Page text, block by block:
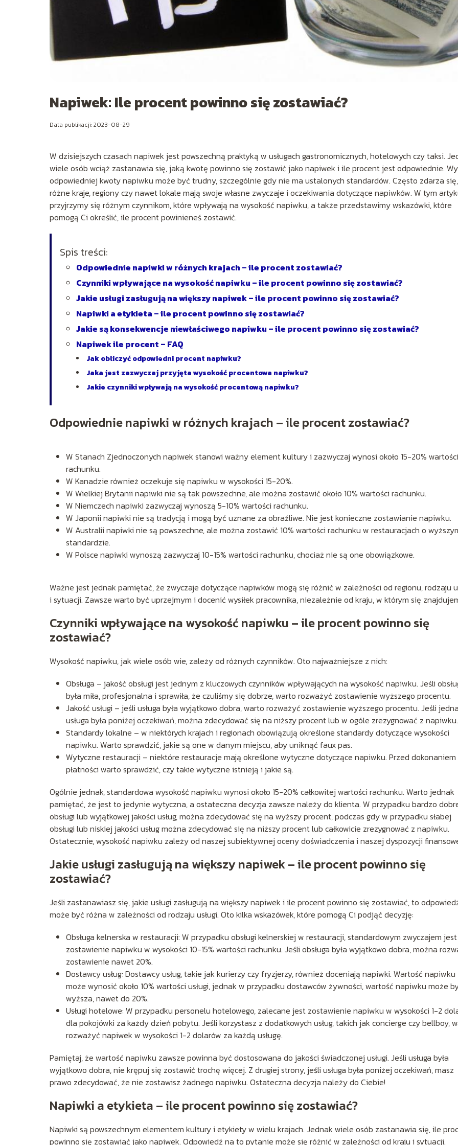
Napiwek: Ile procent powinno się zostawiać?
Data publikacji: 2023-08-29
W dzisiejszych czasach napiwek jest powszechną praktyką w usługach gastronomicznych, hotelowych czy taksi.
wiele osób wciąż zastanawia się, jaką kwotę powinno się zostawić jako napiwek i ile procent jest odpowiednie.
odpowiedniej kwoty napiwku może być trudny, szczególnie gdy nie ma ustalonych standardów. Często zdarza
różne kraje, regiony czy nawet lokale mają swoje własne zwyczaje i oczekiwania dotyczące napiwków. W tym
przyjrzymy się różnym czynnikom, które wpływają na wysokość napiwku, a także przedstawimy wskazówki, które
pomogą Ci określić, ile procent powinieneś zostawić.
Spis treści:
Odpowiednie napiwki w różnych krajach – ile procent zostawiać?
Czynniki wpływające na wysokość napiwku – ile procent powinno się zostawiać?
Jakie usługi zasługują na większy napiwek – ile procent powinno się zostawiać?
Napiwki a etykieta – ile procent powinno się zostawiać?
Jakie są konsekwencje niewłaściwego napiwku – ile procent powinno się zostawiać?
Napiwek ile procent – FAQ
Jak obliczyć odpowiedni procent napiwku?
Jaka jest zazwyczaj przyjęta wysokość procentowa napiwku?
Jakie czynniki wpływają na wysokość procentową napiwku?
Odpowiednie napiwki w różnych krajach – ile procent zostawiać?
W Stanach Zjednoczonych napiwek stanowi ważny element kultury i zazwyczaj wynosi około 15-20% wartości
rachunku.
W Kanadzie również oczekuje się napiwku w wysokości 15-20%.
W Wielkiej Brytanii napiwki nie są tak powszechne, ale można zostawić około 10% wartości rachunku.
W Niemczech napiwki zazwyczaj wynoszą 5-10% wartości rachunku.
W Japonii napiwki nie są tradycją i mogą być uznane za obraźliwe. Nie jest konieczne zostawianie napiwku.
W Australii napiwki nie są powszechne, ale można zostawić 10% wartości rachunku w restauracjach o
standardzie.
W Polsce napiwki wynoszą zazwyczaj 10-15% wartości rachunku, chociaż nie są one obowiązkowe.
Ważne jest jednak pamiętać, że zwyczaje dotyczące napiwków mogą się różnić w zależności od regionu, rodzaju
i sytuacji. Zawsze warto być uprzejmym i docenić wysiłek pracownika, niezależnie od kraju, w którym się
Czynniki wpływające na wysokość napiwku – ile procent powinno się
zostawiać?
Wysokość napiwku, jak wiele osób wie, zależy od różnych czynników. Oto najważniejsze z nich:
Obsługa – jakość obsługi jest jednym z kluczowych czynników wpływających na wysokość napiwku. Jeśli
była miła, profesjonalna i sprawiła, że czuliśmy się dobrze, warto rozważyć zostawienie wyższego procentu.
Jakość usługi – jeśli usługa była wyjątkowo dobra, warto rozważyć zostawienie wyższego procentu. Jeśli
usługa była poniżej oczekiwań, można zdecydować się na niższy procent lub w ogóle zrezygnować z napiwku.
Standardy lokalne – w niektórych krajach i regionach obowiązują określone standardy dotyczące wysokości
napiwku. Warto sprawdzić, jakie są one w danym miejscu, aby uniknąć faux pas.
Wytyczne restauracji – niektóre restauracje mają określone wytyczne dotyczące napiwku. Przed dokonaniem
płatności warto sprawdzić, czy takie wytyczne istnieją i jakie są.
Ogólnie jednak, standardowa wysokość napiwku wynosi około 15-20% całkowitej wartości rachunku. Warto jednak
pamiętać, że jest to jedynie wytyczna, a ostateczna decyzja zawsze należy do klienta. W przypadku bardzo
obsługi lub wyjątkowej jakości usług, można zdecydować się na wyższy procent, podczas gdy w przypadku słabej
obsługi lub niskiej jakości usług można zdecydować się na niższy procent lub całkowicie zrezygnować z napiwku.
Ostatecznie, wysokość napiwku zależy od naszej subiektywnej oceny doświadczenia i naszej dyspozycji
Jakie usługi zasługują na większy napiwek – ile procent powinno się
zostawiać?
Jeśli zastanawiasz się, jakie usługi zasługują na większy napiwek i ile procent powinno się zostawiać, to
może być różna w zależności od rodzaju usługi. Oto kilka wskazówek, które pomogą Ci podjąć decyzję:
Obsługa kelnerska w restauracji: W przypadku obsługi kelnerskiej w restauracji, standardowym zwyczajem jest
zostawienie napiwku w wysokości 10-15% wartości rachunku. Jeśli obsługa była wyjątkowo dobra, można
zostawienie nawet 20%.
Dostawcy usług: Dostawcy usług, takie jak kurierzy czy fryzjerzy, również doceniają napiwki. Wartość napiwku
może wynosić około 10% wartości usługi, jednak w przypadku dostawców żywności, wartość napiwku może
wyższa, nawet do 20%.
Usługi hotelowe: W przypadku personelu hotelowego, zalecane jest zostawienie napiwku w wysokości 1-2
dla pokojówki za każdy dzień pobytu. Jeśli korzystasz z dodatkowych usług, takich jak concierge czy bellboy,
rozważyć napiwek w wysokości 1-2 dolarów za każdą usługę.
Pamiętaj, że wartość napiwku zawsze powinna być dostosowana do jakości świadczonej usługi. Jeśli usługa była
wyjątkowo dobra, nie krępuj się zostawić trochę więcej. Z drugiej strony, jeśli usługa była poniżej oczekiwań, masz
prawo zdecydować, że nie zostawisz żadnego napiwku. Ostateczna decyzja należy do Ciebie!
Napiwki a etykieta – ile procent powinno się zostawiać?
Napiwki są powszechnym elementem kultury i etykiety w wielu krajach. Jednak wiele osób zastanawia się, ile
powinno się zostawiać jako napiwek. Odpowiedź na to pytanie może się różnić w zależności od kraju i sytuacji.